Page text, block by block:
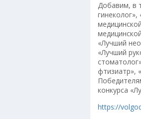
Добавим, в
«Лучший
«Лучший
фтизиатр»,
конкурса
https://